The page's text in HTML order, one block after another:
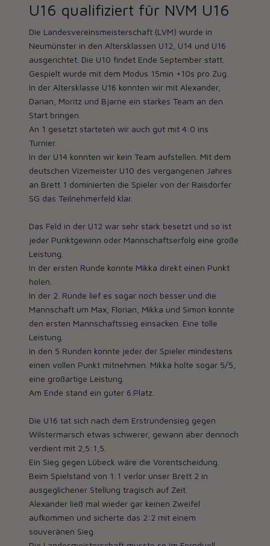
U16 qualifiziert für NVM U16
Die Landesvereinsmeisterschaft (LVM) wurde in
Neumünster in den Altersklassen U12, U14 und U16
ausgerichtet. Die U10 findet Ende September statt.
Gespielt wurde mit dem Modus 15min +10s pro Zug.
In der Altersklasse U16 konnten wir mit Alexander,
Darian, Moritz und Bjarne ein starkes Team an den
Start bringen.
An 1 gesetzt starteten wir auch gut mit 4:0 ins
Turnier.
In der U14 konnten wir kein Team aufstellen. Mit dem
deutschen Vizemeister U10 des vergangenen Jahres
an Brett 1 dominierten die Spieler von der Raisdorfer
SG das Teilnehmerfeld klar.
Das Feld in der U12 war sehr stark besetzt und so ist
jeder Punktgewinn oder Mannschaftserfolg eine große
Leistung.
In der ersten Runde konnte Mikka direkt einen Punkt
holen.
In der 2. Runde lief es sogar noch besser und die
Mannschaft um Max, Florian, Mikka und Simon konnte
den ersten Mannschaftssieg einsacken. Eine tolle
Leistung.
In den 5 Runden konnte jeder der Spieler mindestens
einen vollen Punkt mitnehmen. Mikka holte sogar 5/5,
eine großartige Leistung.
Am Ende stand ein guter 6.Platz.
Die U16 tat sich nach dem Erstrundensieg gegen
Wilstermarsch etwas schwerer, gewann aber dennoch
verdient mit 2,5:1,5.
Ein Sieg gegen Lübeck wäre die Vorentscheidung.
Beim Spielstand von 1:1 verlor unser Brett 2 in
ausgeglichener Stellung tragisch auf Zeit.
Alexander ließ mal wieder gar keinen Zweifel
aufkommen und sicherte das 2:2 mit einem
souveränen Sieg.